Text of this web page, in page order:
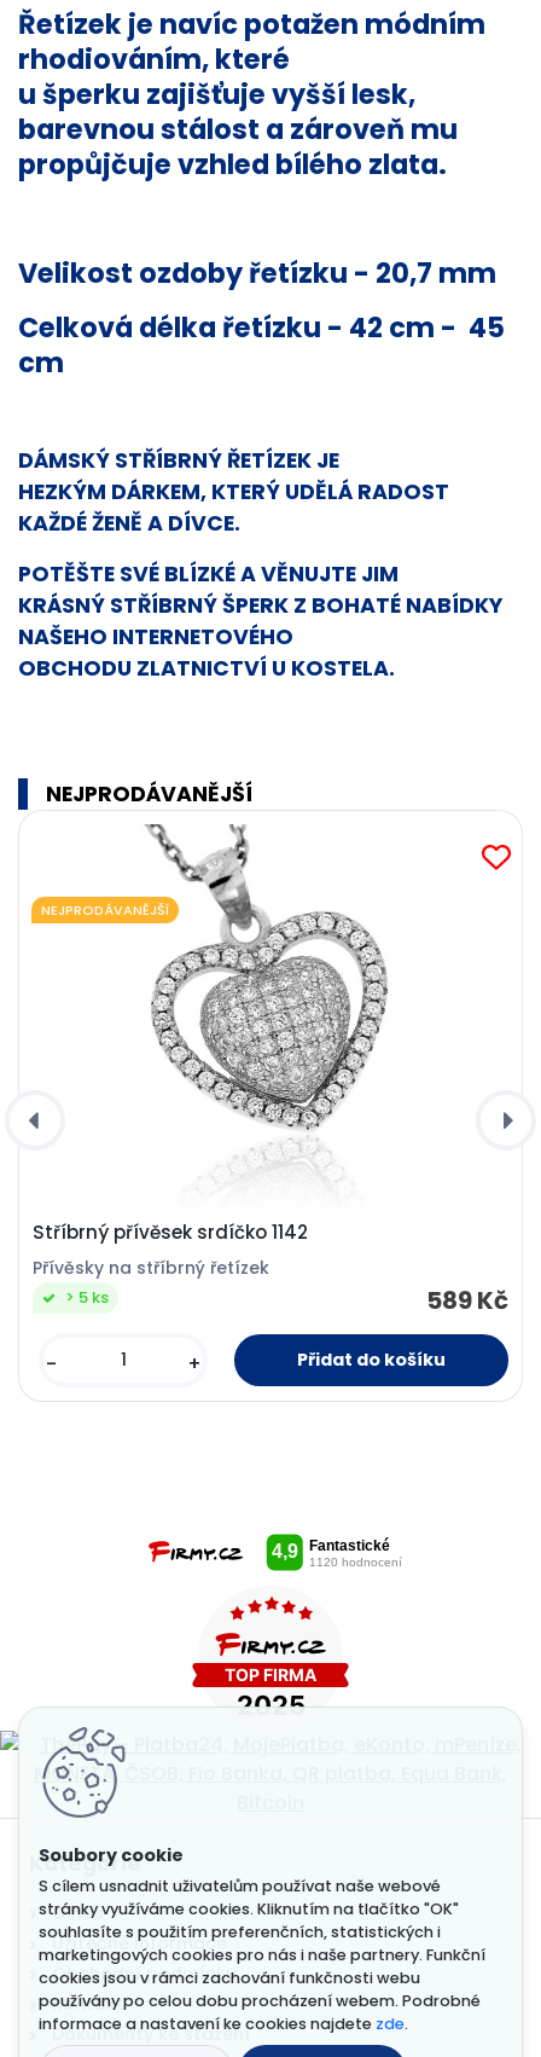
S cílem usnadnit uživatelům používat naše webové
stránky využíváme cookies. Kliknutím na tlačítko "OK"
souhlasíte s použitím preferenčních, statistických i
marketingových cookies pro nás i naše partnery. Funkční
cookies jsou v rámci zachování funkčnosti webu
používány po celou dobu procházení webem. Podrobné
informace a nastavení ke cookies najdete zde.
Řetízekje navíc potažen módním
rhodiováním, které
ušperku zajišťuje vyšší lesk,
barevnou stálost a zároveň mu
propůjčuje vzhled bílého zlata.
Velikost ozdobyřetízku - 20,7 mm
Celková délka řetízku - 42 cm - 45
cm
DÁMSKÝ STŘÍBRNÝ ŘETÍZEK JE
HEZKÝM DÁRKEM, KTERÝ UDĚLÁ RADOST
KAŽDÉ ŽENĚ A DÍVCE.
POTĚŠTE SVÉ BLÍZKÉ A VĚNUJTE JIM
KRÁSNÝ STŘÍBRNÝ ŠPERK Z BOHATÉ NABÍDKY
NAŠEHO INTERNETOVÉHO
OBCHODU ZLATNICTVÍ U KOSTELA.
NEJPRODÁVANĚJŠÍ
Stříbrný přívěsek srdíčko 1142
Přívěsky na stříbrný řetízek
589 Kč
- +
> 5 ks
NEJPRODÁVANĚJŠÍ
Kategorie
O nás
Užitečné informace
Obchodní podmínky
Kontakt
Dokumenty ke stažení